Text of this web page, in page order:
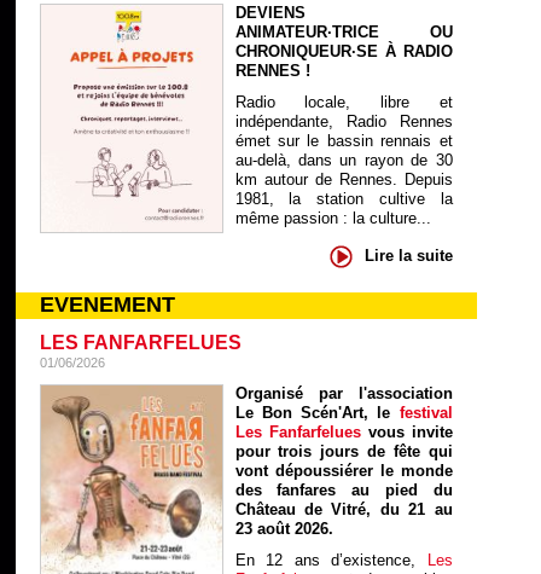
DEVIENS
ANIMATEUR·TRICE OU
CHRONIQUEUR·SE À RADIO
RENNES !
Radio locale, libre et
indépendante, Radio Rennes
émet sur le bassin rennais et
au-delà, dans un rayon de 30
km autour de Rennes. Depuis
1981, la station cultive la
même passion : la culture...
Lire la suite
EVENEMENT
LES FANFARFELUES
01/06/2026
Organisé par l'association
Le Bon Scén'Art, le festival
Les Fanfarfelues vous invite
pour trois jours de fête qui
vont dépoussiérer le monde
des fanfares au pied du
Château de Vitré, du 21 au
23 août 2026.
En 12 ans d’existence, Les